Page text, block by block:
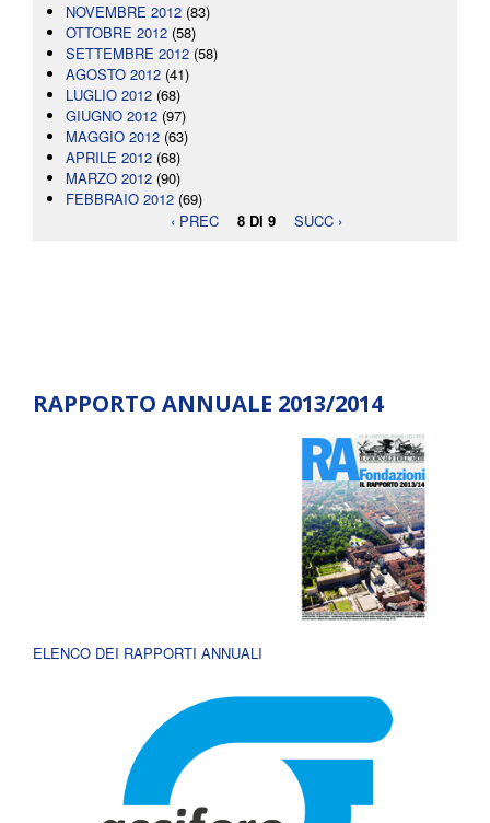
NOVEMBRE 2012 (83)
OTTOBRE 2012 (58)
SETTEMBRE 2012 (58)
AGOSTO 2012 (41)
LUGLIO 2012 (68)
GIUGNO 2012 (97)
MAGGIO 2012 (63)
APRILE 2012 (68)
MARZO 2012 (90)
FEBBRAIO 2012 (69)
‹ PREC
8 DI 9 SUCC ›
RAPPORTO ANNUALE 2013/2014
ELENCO DEI RAPPORTI ANNUALI